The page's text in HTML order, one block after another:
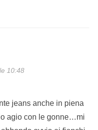
10:48
jeans anche in piena
agio con le gonne…mi